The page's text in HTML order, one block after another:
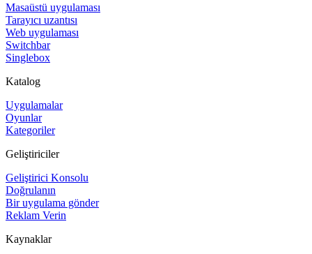
Masaüstü uygulaması
Tarayıcı uzantısı
Web uygulaması
Switchbar
Singlebox
Katalog
Uygulamalar
Oyunlar
Kategoriler
Geliştiriciler
Geliştirici Konsolu
Doğrulanın
Bir uygulama gönder
Reklam Verin
Kaynaklar